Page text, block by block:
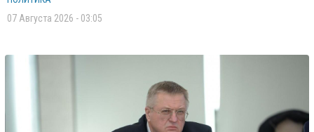
07 Августа 2026 - 03:05